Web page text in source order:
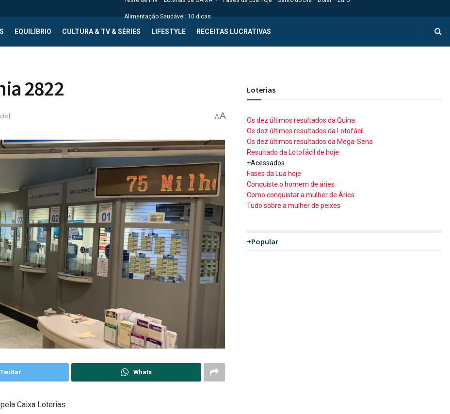
Alimentação Saudável: 10 dicas
EQUILÍBRIO CULTURA & TV & SÉRIES LIFESTYLE RECEITAS LUCRATIVAS
2822
AA
Twittar Whats
Caixa Loterias.
Loterias
Os dez últimos resultados da Quina
Os dez últimos resultados da Lotofácil
Os dez últimos resultados da Mega-Sena
Resultado da Lotofácil de hoje
+Acessados
Fases da Lua hoje
Conquiste o homem de áries
Como conquistar a mulher de Áries
Tudo sobre a mulher de peixes
+Popular